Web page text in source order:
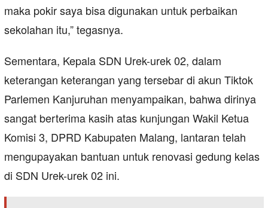
maka pokir saya bisa digunakan untuk perbaikan
sekolahan itu,” tegasnya.
Sementara, Kepala SDN Urek-urek 02, dalam
keterangan keterangan yang tersebar di akun Tiktok
Parlemen Kanjuruhan menyampaikan, bahwa dirinya
sangat berterima kasih atas kunjungan Wakil Ketua
Komisi 3, DPRD Kabupaten Malang, lantaran telah
mengupayakan bantuan untuk renovasi gedung kelas
di SDN Urek-urek 02 ini.